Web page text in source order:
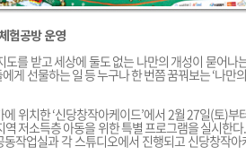
험공방 운영
를 받고 세상에 둘도 없는 나만의 개성이 묻어나
게 선물하는 일 등 누구나 한 번쯤 꿈꿔보는 ‘나만
위치한 ‘신당창작아케이드’에서 2월 27일(토)
저소득층 아동을 위한 특별 프로그램을 실시한
작업실과 각 스튜디오에서 진행되고 신당창작